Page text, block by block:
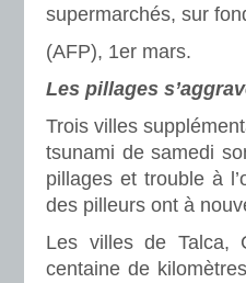
supermarchés, sur
(AFP), 1er mars.
Les pillages
Trois villes
tsunami de samedi
pillages et trouble à
des pilleurs ont à
Les villes de Talca,
centaine de